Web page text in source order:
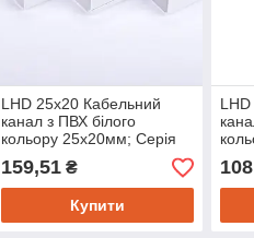
LHD 25x20 Кабельний
канал з ПВХ білого
кольору 25х20мм; Серія
LH, довжина 2м
159,51₴
Купити
LH,